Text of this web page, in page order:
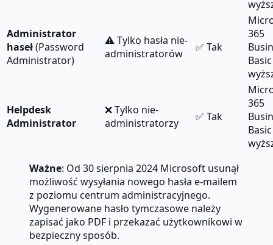
Administrator
haseł(Password
Administrator)
⚠️ Tylko hasła nie-
administratorów
✅ Tak
365
Helpdesk
Administrator
❌ Tylko nie-
administratorzy
✅ Tak
365
Ważne: Od 30 sierpnia 2024 Microsoft usunął
możliwość wysyłania nowego hasła e-mailem
z poziomu centrum administracyjnego.
Wygenerowane hasło tymczasowe należy
zapisać jako PDF i przekazać użytkownikowi w
bezpieczny sposób.